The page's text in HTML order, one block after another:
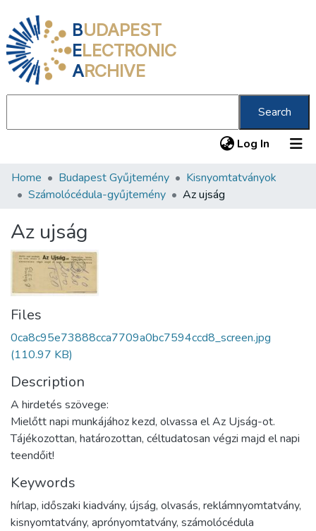
BUDAPEST
ELECTRONIC
ARCHIVE
Search
Log In (current)
Communities & Collections
Statistics
About us
Home Budapest Gyűjtemény
Kisnyomtatványok
Számolócédula-gyűjtemény
Az ujság
Az ujság
Files
0ca8c95e73888cca7709a0bc7594ccd8_screen.jpg
(110.97 KB)
Description
A hirdetés szövege:
Mielőtt napi munkájához kezd, olvassa el Az Ujság-ot.
Tájékozottan, határozottan, céltudatosan végzi majd el napi
teendőit!
Keywords
hírlap, időszaki kiadvány, újság, olvasás, reklámnyomtatvány,
kisnyomtatvány, aprónyomtatvány, számolócédula